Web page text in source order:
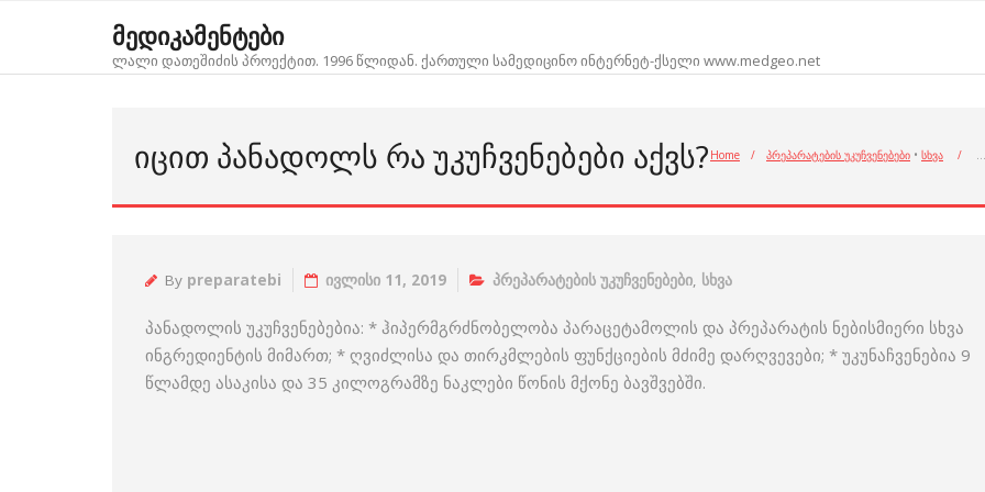
მედიკამენტები
ლალი დათეშიძის პროექტით. 1996 წლიდან. ქართული სამედიცინო ინტერნეტ-ქსელი www.medgeo.net
ᲘᲪᲘᲗ ᲞᲐᲜᲐᲓᲝᲚᲡ ᲠᲐ ᲣᲙᲣᲩᲕᲔᲜᲔᲑᲔᲑᲘ ᲐᲥᲕᲡ? Home / პრეპარატების უკუჩვენებები • სხვა / …
By preparatebi ივლისი 11, 2019 პრეპარატების უკუჩვენებები, სხვა
პანადოლის უკუჩვენებებია: * ჰიპერმგრძნობელობა პარაცეტამოლის და პრეპარატის ნებისმიერი სხვა
ინგრედიენტის მიმართ; * ღვიძლისა და თირკმლების ფუნქციების მძიმე დარღვევები; * უკუნაჩვენებია 9
წლამდე ასაკისა და 35 კილოგრამზე ნაკლები წონის მქონე ბავშვებში.